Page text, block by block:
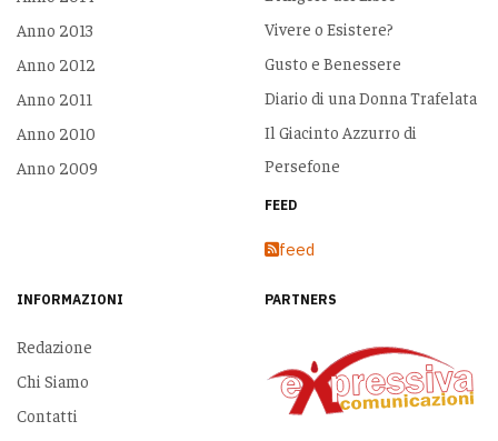
Anno 2013
Anno 2012
Anno 2011
Anno 2010
Anno 2009
Vivere o Esistere?
Gusto e Benessere
Diario di una Donna Trafelata
Il Giacinto Azzurro di
Persefone
FEED
feed
INFORMAZIONI
Redazione
Chi Siamo
Contatti
PARTNERS